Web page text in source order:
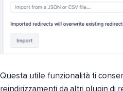
Questa utile funzionalità ti